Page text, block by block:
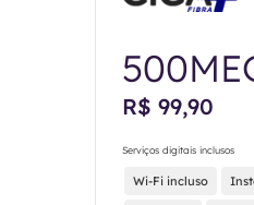
R$ 99,90
Serviços digitais inclusos
Wi-Fi incluso